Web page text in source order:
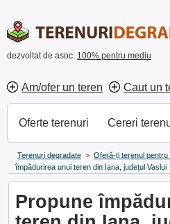
dezvoltat de asoc. 100% pentru mediu
Am/ofer un teren Caut un
Oferte terenuri Cereri
Terenuri degradate > Oferă-ți terenul pentru
împădurirea unui teren din Iana, județul Vaslui
Propune